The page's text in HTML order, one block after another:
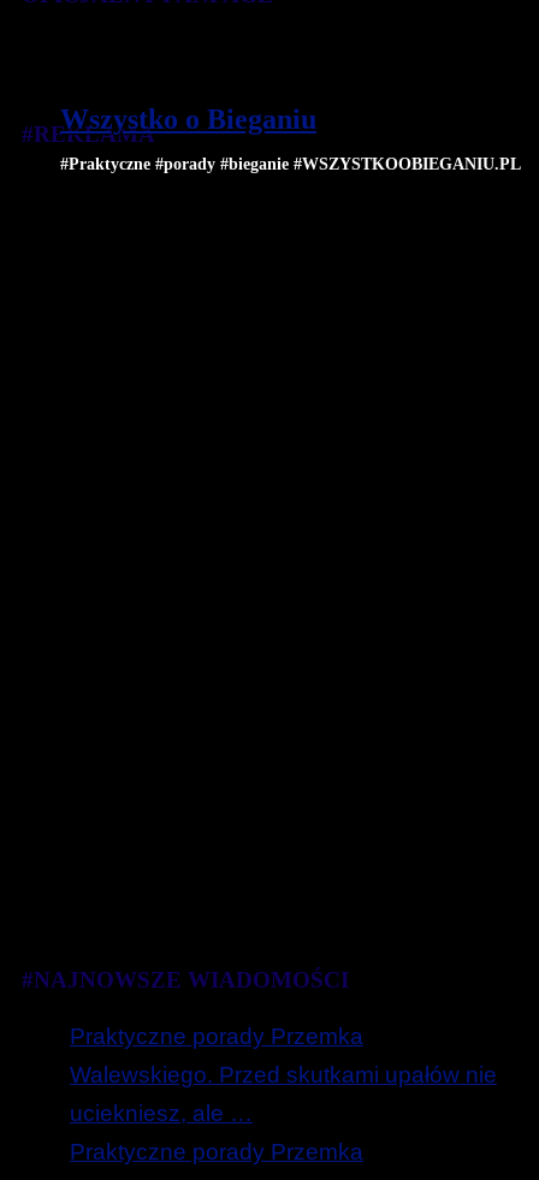
Wszystko o Bieganiu
#Praktyczne #porady #bieganie #WSZYSTKOOBIEGANIU.PL
#REKLAMA
#NAJNOWSZE WIADOMOŚCI
Praktyczne porady Przemka
Walewskiego. Przed skutkami upałów nie
uciekniesz, ale …
Praktyczne porady Przemka